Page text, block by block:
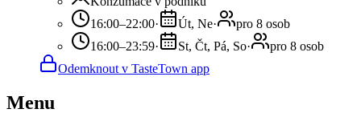
16:00–22:00· Út, Ne·
pro 8 osob
16:00–23:59· St, Čt, Pá, So·
pro 8 osob
Odemknout v TasteTown app
Menu